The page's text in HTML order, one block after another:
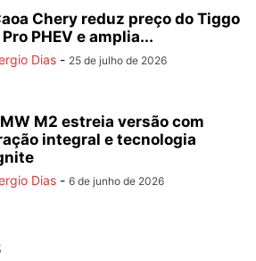
Chery reduz preço do Tiggo
Pro PHEV e amplia...
Dias - 25 de julho de 2026
M2 estreia versão com
integral e tecnologia
Dias - 6 de junho de 2026